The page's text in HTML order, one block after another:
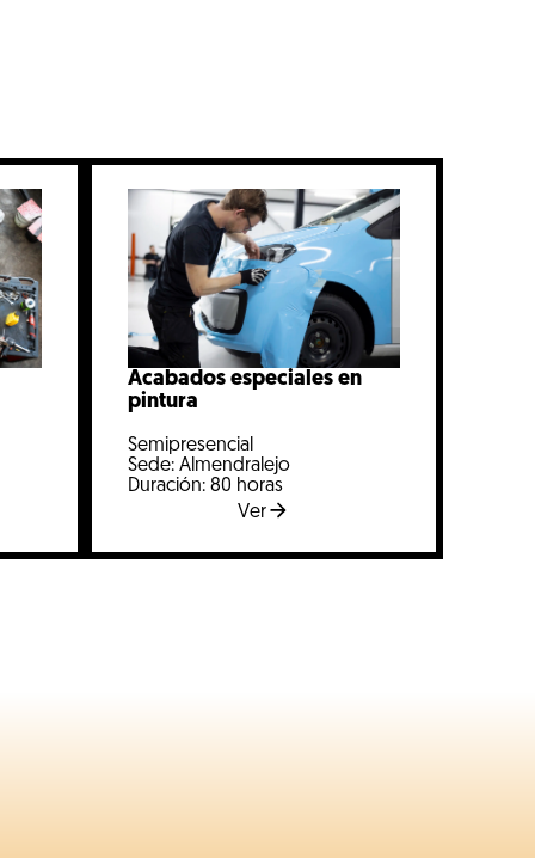
Acabados especiales en
pintura
Semipresencial
Sede: Almendralejo
Duración: 80 horas
Ver